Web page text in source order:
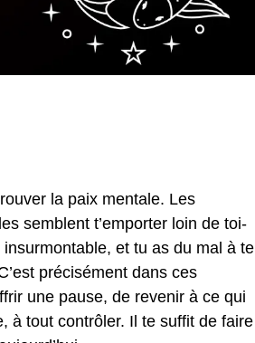
la paix mentale. Les
semblent t’emporter loin de toi-
et tu as du mal à te
précisément dans ces
une pause, de revenir à ce qui
à tout contrôler. Il te suffit de faire